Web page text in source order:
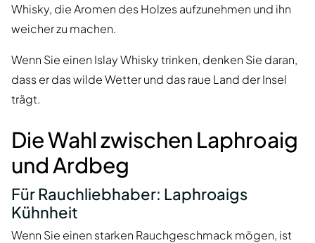
Whisky, die Aromen des Holzes aufzunehmen und ihn
weicher zu machen.
Wenn Sie einen Islay Whisky trinken, denken Sie daran,
dass er das wilde Wetter und das raue Land der Insel
trägt.
Die Wahl zwischen Laphroaig
und Ardbeg
Für Rauchliebhaber: Laphroaigs
Kühnheit
Wenn Sie einen starken Rauchgeschmack mögen, ist